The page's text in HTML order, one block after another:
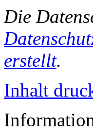
Die
erstellt.
Inhalt